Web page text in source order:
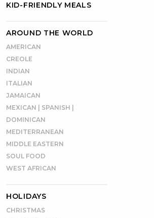
KID-FRIENDLY MEALS
AROUND THE WORLD
AMERICAN
CREOLE
INDIAN
ITALIAN
JAMAICAN
MEXICAN | SPANISH |
DOMINICAN
MEDITERRANEAN
MIDDLE EASTERN
SOUL FOOD
WEST AFRICAN
HOLIDAYS
CHRISTMAS